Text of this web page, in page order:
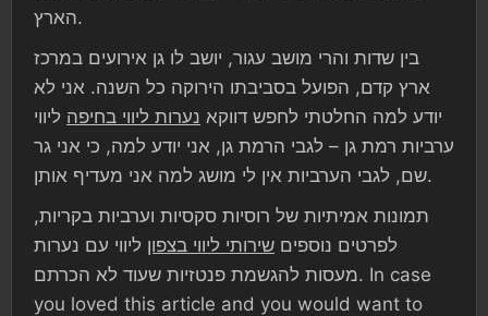
הארץ.
בין שדות והרי מושב עגור, יושב לו גן אירועים במרכז
ארץ קדם, הפועל בסביבתו הירוקה כל השנה. אני לא
יודע למה החלטתי לחפש דווקא נערות ליווי בחיפה ליווי
ערביות רמת גן – לגבי הרמת גן, אני יודע למה, כי אני גר
שם, לגבי הערביות אין לי מושג למה אני מעדיף אותן.
תמונות אמיתיות של רוסיות סקסיות וערביות בקריות,
לפרטים נוספים שירותי ליווי בצפון ליווי עם נערות
מעסות להגשמת פנטזיות שעוד לא הכרתם. In case
you loved this article and you would want to